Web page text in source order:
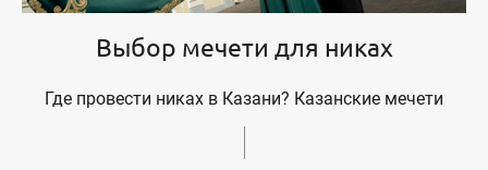
Выбор мечети для никах
Где провести никах в Казани? Казанские мечети